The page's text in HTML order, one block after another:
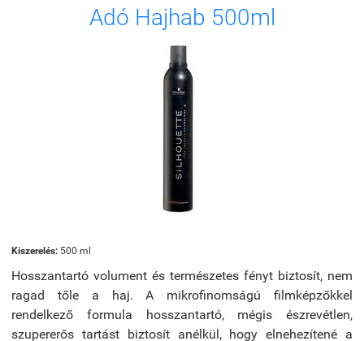
Adó Hajhab 500ml
Kiszerelés: 500 ml
Hosszantartó volument és természetes fényt biztosít, nem
ragad tőle a haj. A mikrofinomságú filmképzőkkel
rendelkező formula hosszantartó, mégis észrevétlen,
szupererős tartást biztosít anélkül, hogy elnehezítené a